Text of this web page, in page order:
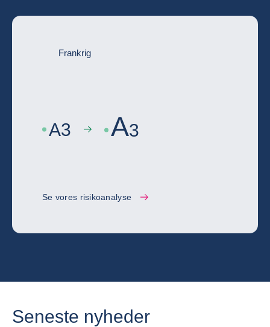
Frankrig
A3 A3
Se vores risikoanalyse
Seneste nyheder